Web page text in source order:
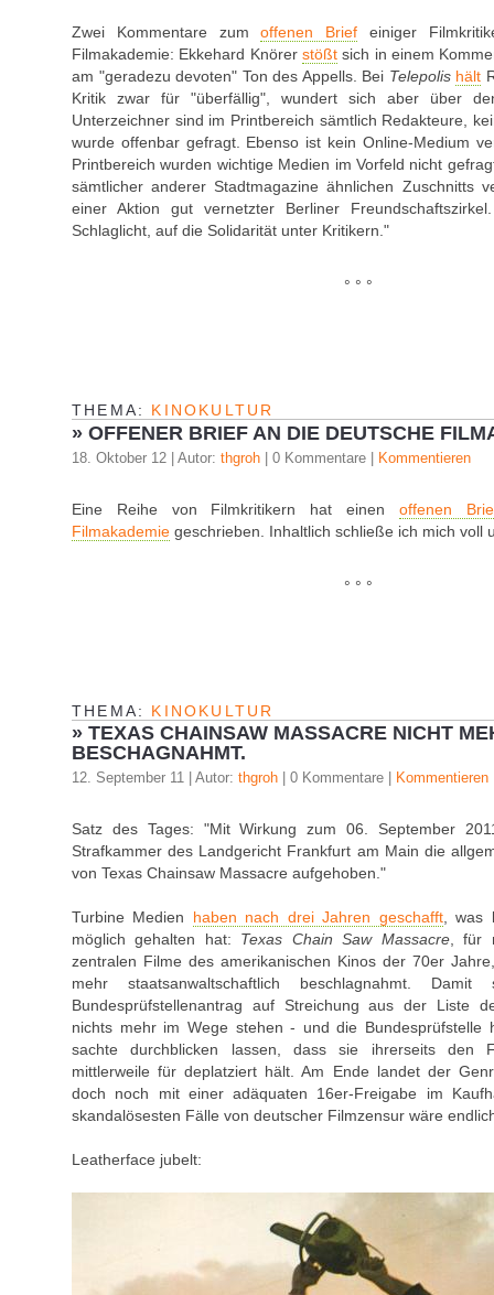
Zwei Kommentare zumoffenen Brief einiger
Filmakademie: Ekkehard Knörer stößt sich in einem
am "geradezu devoten" Ton des Appells. Bei Telepolis hält
Kritik zwar für "überfällig", wundert sich aber über
Unterzeichner sind im Printbereich sämtlich Redakteure,
wurde offenbar gefragt. Ebenso ist kein Online-Medium
Printbereich wurden wichtige Medien im Vorfeld nicht
sämtlicher anderer Stadtmagazine ähnlichen Zuschnitts
einer Aktion gut vernetzter Berliner
Schlaglicht, auf die Solidarität unter Kritikern."
° ° °
THEMA: KINOKULTUR
» OFFENER BRIEF AN DIE DEUTSCHE
18. Oktober 12 | Autor: thgroh | 0 Kommentare | Kommentieren
Eine Reihe von Filmkritikern hat einen offenen
Filmakademie geschrieben. Inhaltlich schließe ich mich voll
° ° °
THEMA: KINOKULTUR
» TEXAS CHAINSAW MASSACRE NICHT
BESCHAGNAHMT.
12. September 11 | Autor: thgroh | 0 Kommentare | Kommentieren
Satz des Tages: "Mit Wirkung zum 06. September
Strafkammer des Landgericht Frankfurt am Main die
von Texas Chainsaw Massacre aufgehoben."
Turbine Medien haben nach drei Jahren geschafft, was
möglich gehalten hat: Texas Chain Saw Massacre, für
zentralen Filme des amerikanischen Kinos der 70er
mehr staatsanwaltschaftlich beschlagnahmt.
Bundesprüfstellenantrag auf Streichung aus der Liste
nichts mehr im Wege stehen - und die Bundesprüfstelle
sachte durchblicken lassen, dass sie ihrerseits den
mittlerweile für deplatziert hält. Am Ende landet der
doch noch mit einer adäquaten 16er-Freigabe im
skandalösesten Fälle von deutscher Filmzensur wäre
Leatherface jubelt: